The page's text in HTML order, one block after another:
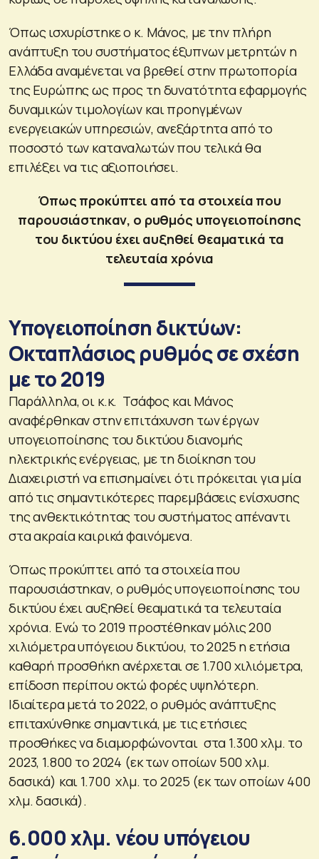
Όπως ισχυρίστηκε ο κ. Μάνος, με την πλήρη
ανάπτυξη του συστήματος έξυπνων μετρητών η
Ελλάδα αναμένεται να βρεθεί στην πρωτοπορία
της Ευρώπης ως προς τη δυνατότητα εφαρμογής
δυναμικών τιμολογίων και προηγμένων
ενεργειακών υπηρεσιών, ανεξάρτητα από το
ποσοστό των καταναλωτών που τελικά θα
επιλέξει να τις αξιοποιήσει.
Όπως προκύπτει από τα στοιχεία που
παρουσιάστηκαν, ο ρυθμός υπογειοποίησης
του δικτύου έχει αυξηθεί θεαματικά τα
τελευταία χρόνια
Υπογειοποίηση δικτύων:
Οκταπλάσιος ρυθμός σε σχέση
με το 2019
Παράλληλα, οι κ.κ. Τσάφος και Μάνος
αναφέρθηκαν στην επιτάχυνση των έργων
υπογειοποίησης του δικτύου διανομής
ηλεκτρικής ενέργειας, με τη διοίκηση του
Διαχειριστή να επισημαίνει ότι πρόκειται για μία
από τις σημαντικότερες παρεμβάσεις ενίσχυσης
της ανθεκτικότητας του συστήματος απέναντι
στα ακραία καιρικά φαινόμενα.
Όπως προκύπτει από τα στοιχεία που
παρουσιάστηκαν, ο ρυθμός υπογειοποίησης του
δικτύου έχει αυξηθεί θεαματικά τα τελευταία
χρόνια. Ενώ το 2019 προστέθηκαν μόλις 200
χιλιόμετρα υπόγειου δικτύου, το 2025 η ετήσια
καθαρή προσθήκη ανέρχεται σε 1.700 χιλιόμετρα,
επίδοση περίπου οκτώ φορές υψηλότερη.
Ιδιαίτερα μετά το 2022, ο ρυθμός ανάπτυξης
επιταχύνθηκε σημαντικά, με τις ετήσιες
προσθήκες να διαμορφώνονται στα 1.300 χλμ. το
2023, 1.800 το 2024 (εκ των οποίων 500 χλμ.
δασικά) και 1.700 χλμ. το 2025 (εκ των οποίων 400
χλμ. δασικά).
6.000 χλμ. νέου υπόγειου